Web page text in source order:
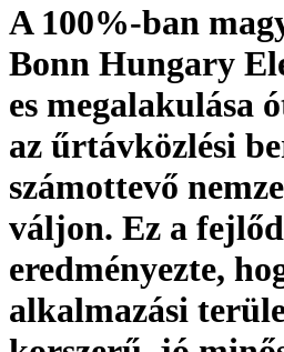
A 100%-ban
Bonn Hungary
es megalakulása
az űrtávközlési
számottevő
váljon. Ez a
eredményezte,
alkalmazási